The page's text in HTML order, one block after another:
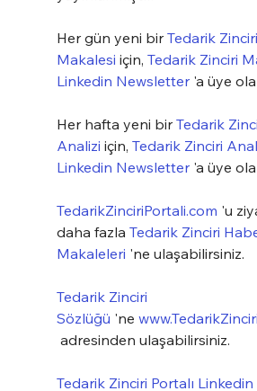
Her gün yeni bir Tedarik Zinciri
Makalesi için, Tedarik Zinciri
Linkedin Newsletter 'a üye
Her hafta yeni bir Tedarik
Analizi için, Tedarik Zinciri
Linkedin Newsletter 'a üye
TedarikZinciriPortali.com 'u
daha fazla Tedarik Zinciri
Makaleleri 'ne ulaşabilirsiniz.
Tedarik Zinciri
Sözlüğü 'ne
adresinden ulaşabilirsiniz.
Tedarik Zinciri Portalı